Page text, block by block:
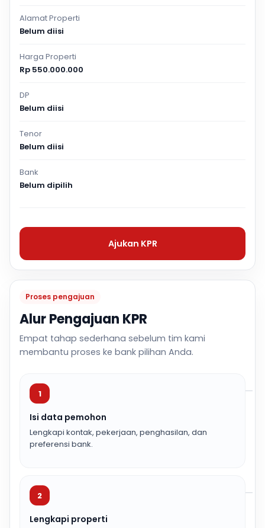
Proses pengajuan
Alur Pengajuan KPR
Empat tahap sederhana sebelum tim kami
membantu proses ke bank pilihan Anda.
1
Isi data pemohon
Lengkapi kontak, pekerjaan, penghasilan, dan
preferensi bank.
2
Lengkapi properti
Alamat Properti
Belum diisi
Harga Properti
Rp 550.000.000
DP
Belum diisi
Tenor
Belum diisi
Bank
Belum dipilih
Ajukan KPR